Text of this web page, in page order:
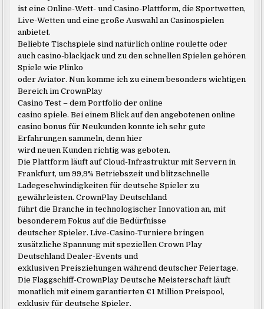
ist eine Online-Wett- und Casino-Plattform, die Sportwetten,
Live-Wetten und eine große Auswahl an Casinospielen
anbietet.
Beliebte Tischspiele sind natürlich online roulette oder
auch casino-blackjack und zu den schnellen Spielen gehören
Spiele wie Plinko
oder Aviator. Nun komme ich zu einem besonders wichtigen
Bereich im CrownPlay
Casino Test – dem Portfolio der online
casino spiele. Bei einem Blick auf den angebotenen online
casino bonus für Neukunden konnte ich sehr gute
Erfahrungen sammeln, denn hier
wird neuen Kunden richtig was geboten.
Die Plattform läuft auf Cloud-Infrastruktur mit Servern in
Frankfurt, um 99,9% Betriebszeit und blitzschnelle
Ladegeschwindigkeiten für deutsche Spieler zu
gewährleisten. CrownPlay Deutschland
führt die Branche in technologischer Innovation an, mit
besonderem Fokus auf die Bedürfnisse
deutscher Spieler. Live-Casino-Turniere bringen
zusätzliche Spannung mit speziellen Crown Play
Deutschland Dealer-Events und
exklusiven Preisziehungen während deutscher Feiertage.
Die Flaggschiff-CrownPlay Deutsche Meisterschaft läuft
monatlich mit einem garantierten €1 Million Preispool,
exklusiv für deutsche Spieler.